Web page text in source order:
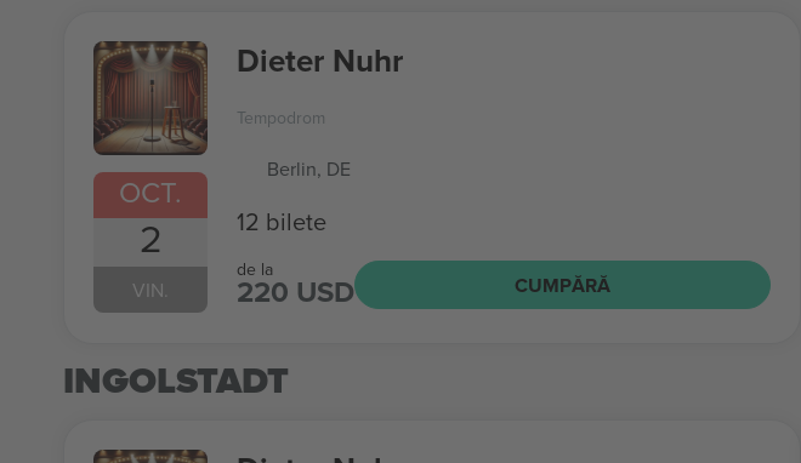
OCT.
2
VIN.
Dieter Nuhr
Tempodrom
Berlin, DE
12 bilete
de la
220 USD CUMPĂRĂ
INGOLSTADT